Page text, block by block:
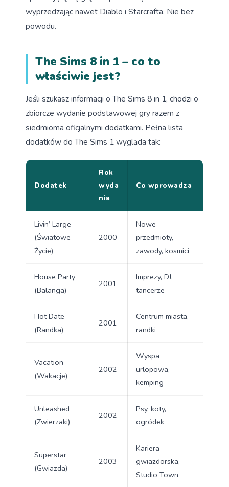
wyprzedzając nawet Diablo i Starcrafta. Nie bez
powodu.
The Sims 8 in 1 – co to
właściwie jest?
Jeśli szukasz informacji o The Sims 8 in 1, chodzi o
zbiorcze wydanie podstawowej gry razem z
siedmioma oficjalnymi dodatkami. Pełna lista
dodatków do The Sims 1 wygląda tak:
Dodatek
Rok
wyda
nia
Co wprowadza
Livin’ Large
(Światowe
Życie)
2000
Nowe
przedmioty,
zawody, kosmici
House Party
(Balanga)
2001
Imprezy, DJ,
tancerze
Hot Date
(Randka)
2001
Centrum miasta,
randki
Vacation
(Wakacje)
2002
Wyspa
urlopowa,
kemping
Unleashed
(Zwierzaki)
2002
Psy, koty,
ogródek
Superstar
(Gwiazda)
2003
Kariera
gwiazdorska,
Studio Town